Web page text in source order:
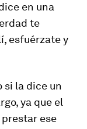
en una
te
esfuérzate y
si la dice un
ya que el
ese